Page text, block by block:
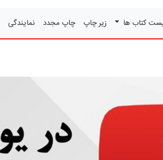
کتاب ها زیر چاپ چاپ مجدد نمایندگی